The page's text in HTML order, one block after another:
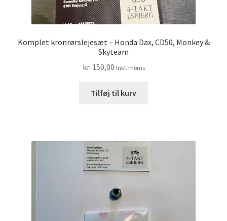
Komplet kronrørslejesæt – Honda Dax, CD50, Monkey &
Skyteam
kr. 150,00 Inkl. moms
Tilføj til kurv